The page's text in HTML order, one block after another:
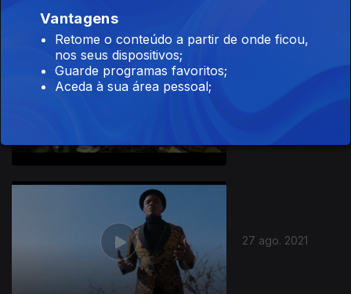
27 ago. 2021
Vantagens
Retome o conteúdo a partir de onde ficou,
nos seus dispositivos;
Guarde programas favoritos;
Aceda à sua área pessoal;